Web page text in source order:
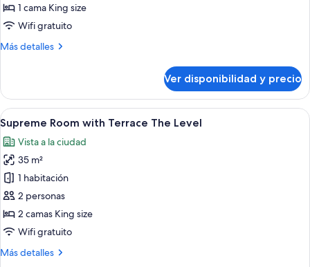
Mirador
The
1 cama King size
Wifi gratuito
Más detalles
Más
Mirador
The
Level
Ver disponibilidad y precio
Ver
todas
las
fotos
de
Supreme
Room
with
Terrace
The
Habitación de hotel con una cama
5
Supreme Room with Terrace The Level
Vista a la ciudad
35 m²
1 habitación
2 personas
2 camas King size
Wifi gratuito
Más detalles
Más